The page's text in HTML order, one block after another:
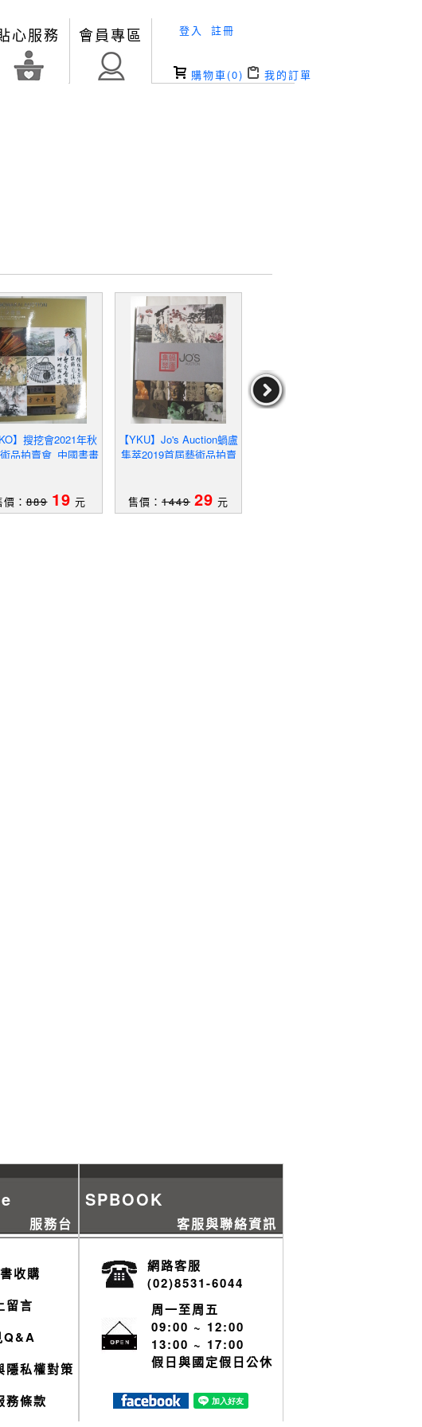
心服務 會員專區 登入 註冊
購物車(0) 我的訂單
】搜挖會2021年秋
品拍賣會_中國書畫
價：889 19 元
【YKU】Jo's Auction蝸盧
集萃2019首屆藝術品拍賣
售價： 1449 29 元
服務台
收購
留言
Q&A
隱私權對策
務條款
SPBOOK
客服與聯絡資訊
網路客服
(02)8531-6044
周一至周五
09:00 ~ 12:00
13:00 ~ 17:00
假日與國定假日公休